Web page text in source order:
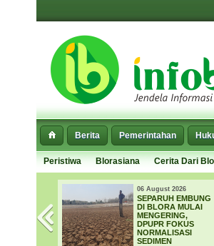
Berita Pemerintahan
Peristiwa Blorasiana Cerita Dari
06 August 2026
SEPARUH EMBUNG
DI BLORA MULAI
MENGERING,
DPUPR FOKUS
NORMALISASI
SEDIMEN